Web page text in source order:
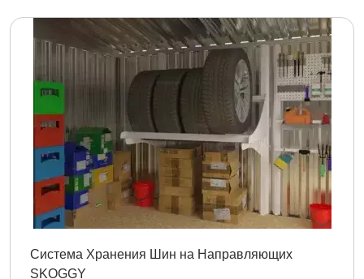
Система Хранения Шин на Направляющих
SKOGGY